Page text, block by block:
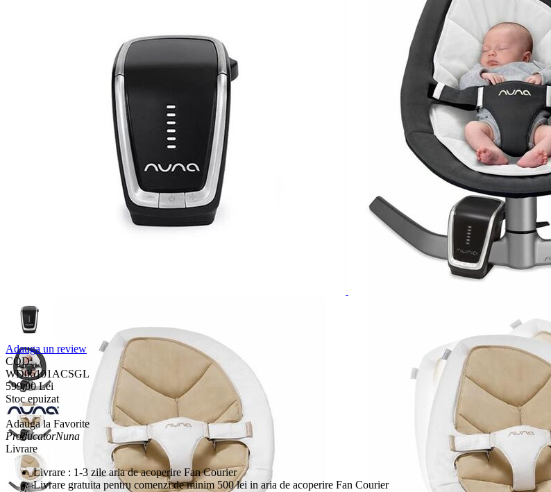
Adauga un review
COD:
WD06101ACSGL
599,00 Lei
Stoc epuizat
Adauga la Favorite
ProducatorNuna
Livrare
Livrare : 1-3 zile aria de acoperire Fan Courier
Livrare gratuita pentru comenzi de minim 500 lei in aria de acoperire Fan Courier